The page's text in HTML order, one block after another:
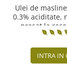
Ulei de
0.3% aciditate,
presat la rece
INTRA IN